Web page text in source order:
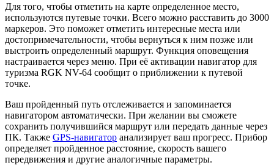
Для того, чтобы отметить на карте определенное место,
используются путевые точки. Всего можно расставить до 3000
маркеров. Это поможет отметить интересные места или
достопримечательности, чтобы вернуться к ним позже или
выстроить определенный маршрут. Функция оповещения
настраивается через меню. При её активации навигатор для
туризма RGK NV-64 сообщит о приближении к путевой
точке.
Ваш пройденный путь отслеживается и запоминается
навигатором автоматически. При желании вы сможете
сохранить получившийся маршрут или передать данные через
ПК. Также GPS-навигатор анализирует ваш прогресс. Прибор
определяет пройденное расстояние, скорость вашего
передвижения и другие аналогичные параметры.